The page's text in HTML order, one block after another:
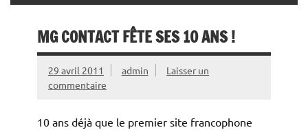
MG CONTACT FÊTE SES 10 ANS !
29 avril 2011 admin
Laisser un
commentaire
10 ans déjà que le premier site francophone